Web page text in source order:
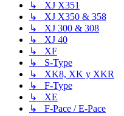
↳ XJ X351
↳ XJ X350 & 358
↳ XJ 300 & 308
↳ XJ 40
↳ XF
↳ S-Type
↳ XK8, XK y XKR
↳ F-Type
↳ XE
↳ F-Pace / E-Pace